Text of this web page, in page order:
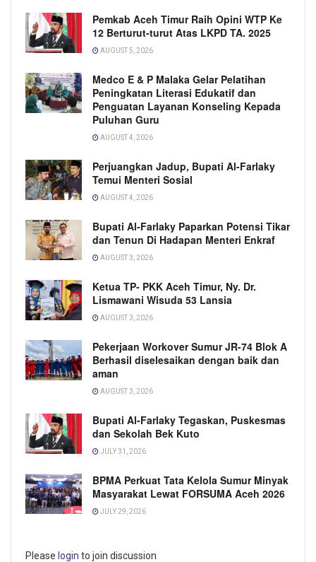
Pemkab Aceh Timur Raih Opini WTP Ke
12 Berturut-turut Atas LKPD TA. 2025
AUGUST 5, 2026
Medco E & P Malaka Gelar Pelatihan
Peningkatan Literasi Edukatif dan
Penguatan Layanan Konseling Kepada
Puluhan Guru
AUGUST 4, 2026
Perjuangkan Jadup, Bupati Al-Farlaky
Temui Menteri Sosial
AUGUST 4, 2026
Bupati Al-Farlaky Paparkan Potensi Tikar
dan Tenun Di Hadapan Menteri Enkraf
AUGUST 3, 2026
Ketua TP- PKK Aceh Timur, Ny. Dr.
Lismawani Wisuda 53 Lansia
AUGUST 3, 2026
Pekerjaan Workover Sumur JR-74 Blok A
Berhasil diselesaikan dengan baik dan
aman
AUGUST 3, 2026
Bupati Al-Farlaky Tegaskan, Puskesmas
dan Sekolah Bek Kuto
JULY 31, 2026
BPMA Perkuat Tata Kelola Sumur Minyak
Masyarakat Lewat FORSUMA Aceh 2026
JULY 29, 2026
Please login to join discussion